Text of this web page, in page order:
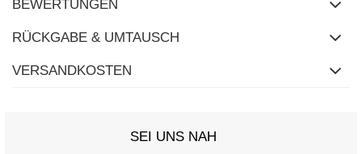
BEWERTUNGEN
RÜCKGABE & UMTAUSCH
VERSANDKOSTEN
SEI UNS NAH